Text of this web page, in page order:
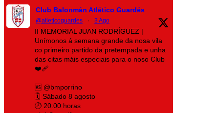
Club Balonmán Atlético Guardés
@atleticoguardes · 3 Ago
II MEMORIAL JUAN RODRÍGUEZ |
Unímonos á semana grande da nosa vila
co primeiro partido da pretempada e unha
das citas máis especiais para o noso Club
❤️‍🩹
🆚 @bmporrino
🗓️ Sábado 8 agosto
🕗 20:00 horas